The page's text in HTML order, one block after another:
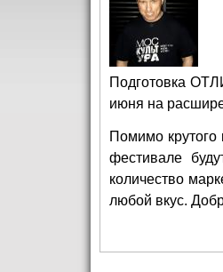
Подготовка
июня на
Помимо крутого
фестивале
количество
любой вкус.